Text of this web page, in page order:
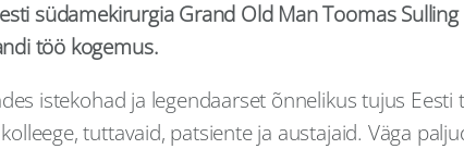
südamekirurgia Grand Old Man Toomas
töö kogemus.
istekohad ja legendaarset õnnelikus tujus
tuttavaid, patsiente ja austajaid. Väga